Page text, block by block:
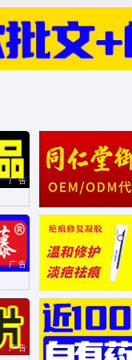
广告
广告
广告